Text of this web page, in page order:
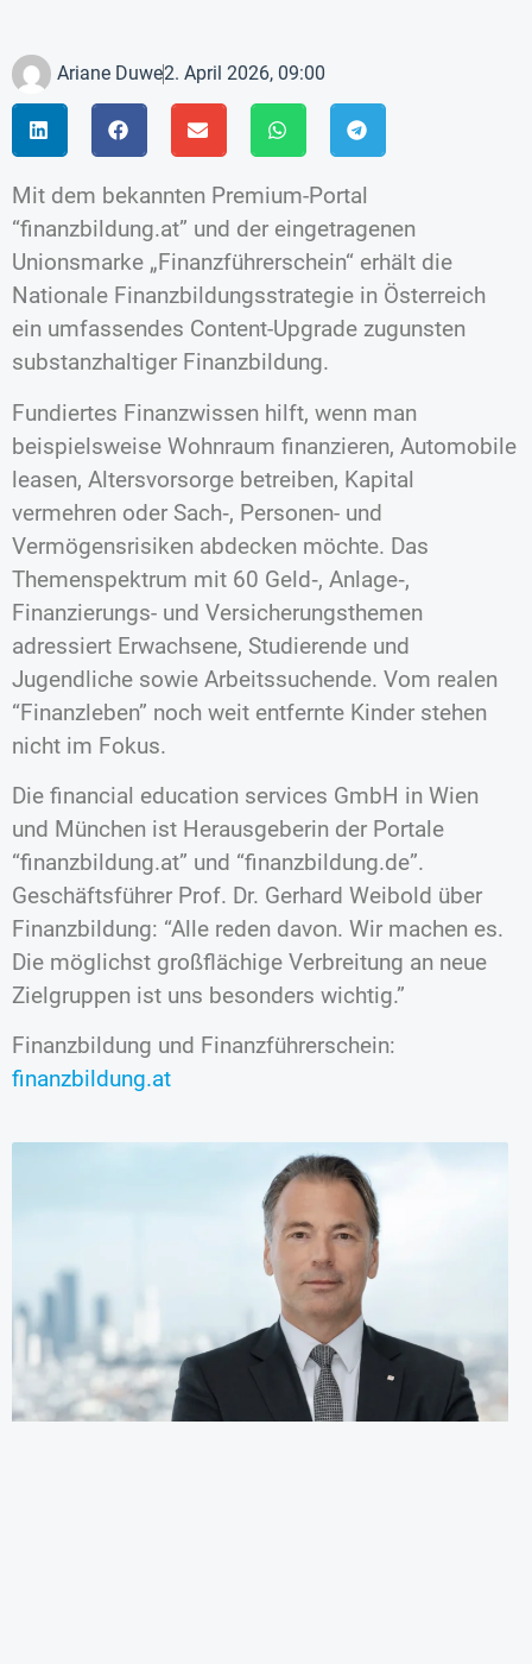
Ariane Duwe2. April 2026, 09:00
Mit dem bekannten Premium-Portal
“finanzbildung.at” und der eingetragenen
Unionsmarke „Finanzführerschein“ erhält die
Nationale Finanzbildungsstrategie in Österreich
ein umfassendes Content-Upgrade zugunsten
substanzhaltiger Finanzbildung.
Fundiertes Finanzwissen hilft, wenn man
beispielsweise Wohnraum finanzieren, Automobile
leasen, Altersvorsorge betreiben, Kapital
vermehren oder Sach‑, Personen- und
Vermögensrisiken abdecken möchte. Das
Themenspektrum mit 60 Geld‑, Anlage‑,
Finanzierungs- und Versicherungsthemen
adressiert Erwachsene, Studierende und
Jugendliche sowie Arbeitssuchende. Vom realen
“Finanzleben” noch weit entfernte Kinder stehen
nicht im Fokus.
Die financial education services GmbH in Wien
und München ist Herausgeberin der Portale
“finanzbildung.at” und “finanzbildung.de”.
Geschäftsführer Prof. Dr. Gerhard Weibold über
Finanzbildung: “Alle reden davon. Wir machen es.
Die möglichst großflächige Verbreitung an neue
Zielgruppen ist uns besonders wichtig.”
Finanzbildung und Finanzführerschein:
finanzbildung.at